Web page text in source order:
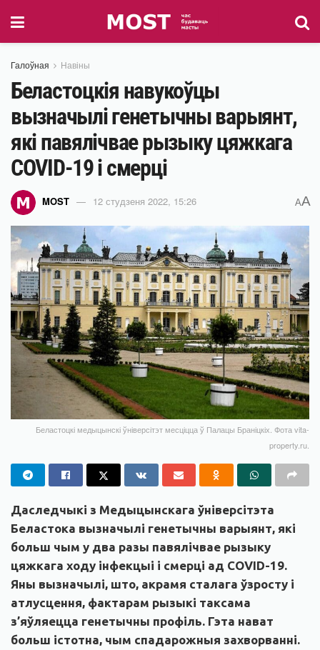
Галоўная Навіны
Беластоцкія навукоўцы
вызначылі генетычны варыянт,
які павялічвае рызыку цяжкага
COVID-19 і смерці
MOST 12 студзеня 2022, 15:26 AA
Беластоцкі медыцынскі ўніверсітэт месціцца ў Палацы Браніцкіх. Фота vita-
property.ru.
Даследчыкі з Медыцынскага ўніверсітэта
Беластока вызначылі генетычны варыянт, які
больш чым у два разы павялічвае рызыку
цяжкага ходу інфекцыі і смерці ад COVID-19.
Яны вызначылі, што, акрамя сталага ўзросту і
атлусцення, фактарам рызыкі таксама
з’яўляецца генетычны профіль. Гэта нават
больш істотна, чым спадарожныя захворванні.